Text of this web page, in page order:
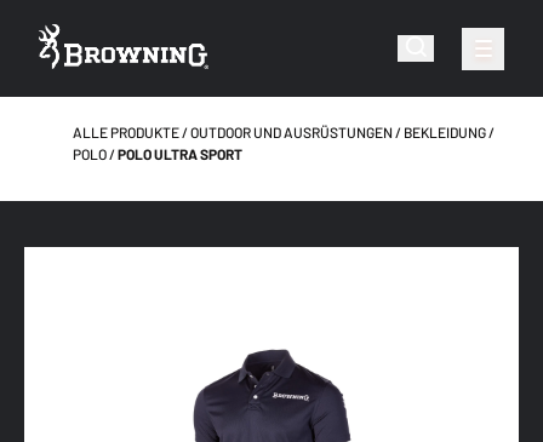
ALLE PRODUKTE OUTDOOR UND AUSRÜSTUNGEN
BEKLEIDUNG
POLO
POLO ULTRA SPORT